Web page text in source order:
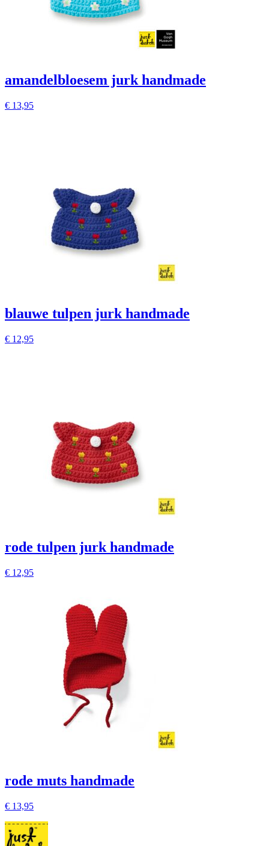
amandelbloesem jurk handmade
€ 13,95
blauwe tulpen jurk handmade
€ 12,95
rode tulpen jurk handmade
€ 12,95
rode muts handmade
€ 13,95